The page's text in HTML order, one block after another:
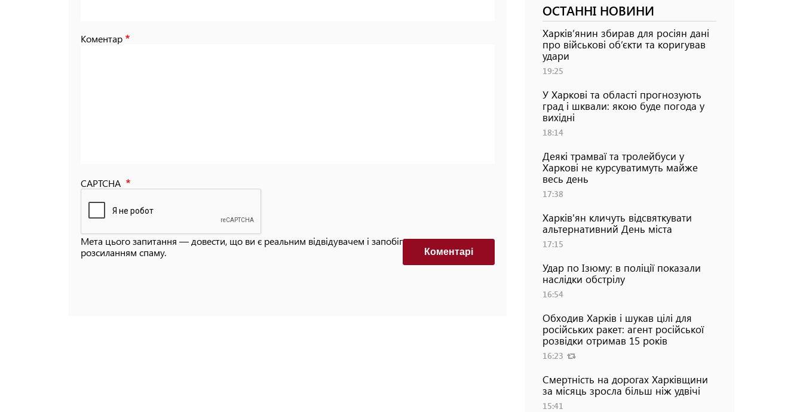
Коментар
CAPTCHA
Мета цього запитання — довести, що ви є реальним відвідувачем і запобігти автоматизованим
розсиланням спаму.
Коментарi
ОСТАННІ НОВИНИ
Харків’янин збирав для росіян дані
про військові об’єкти та коригував
удари
19:25
У Харкові та області прогнозують
град і шквали: якою буде погода у
вихідні
18:14
Деякі трамваї та тролейбуси у
Харкові не курсуватимуть майже
весь день
17:38
Харків'ян кличуть відсвяткувати
альтернативний День міста
17:15
Удар по Ізюму: в поліції показали
наслідки обстрілу
16:54
Обходив Харків і шукав цілі для
російських ракет: агент російської
розвідки отримав 15 років
16:23
Смертність на дорогах Харківщини
за місяць зросла більш ніж удвічі
15:41